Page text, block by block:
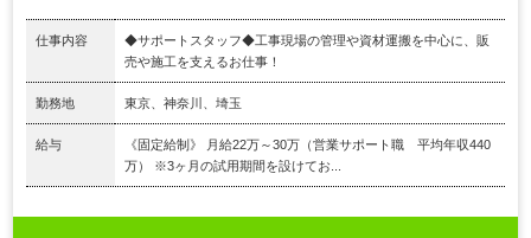
仕事内容
◆サポートスタッフ◆工事現場の管理や資材運搬を中⼼に、販
売や施⼯を⽀えるお仕事！
勤務地 東京、神奈川、埼玉
給与
《固定給制》 月給22万～30万（営業サポート職 平均年収440
万） ※3ヶ⽉の試⽤期間を設けてお...